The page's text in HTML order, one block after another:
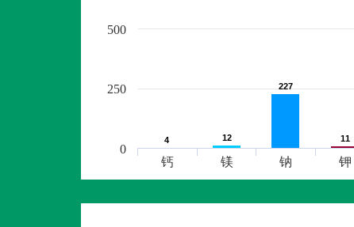
4
4 12
12
227
227
11
11
钙 镁 钠 钾
0
250
500